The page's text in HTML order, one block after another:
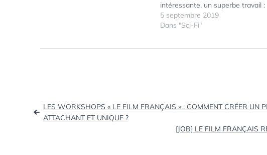
intéressante, un superbe travail :
Toute la chronologie de l'Univers
étendu (Histoire UE Légende) de
5 septembre 2019
Dans "Sci-Fi"
Navigation
de
LES WORKSHOPS « LE FILM FRANÇAIS » : COMMENT CRÉER UN
ATTACHANT ET UNIQUE ?
[JOB] LE FILM FRANÇAIS